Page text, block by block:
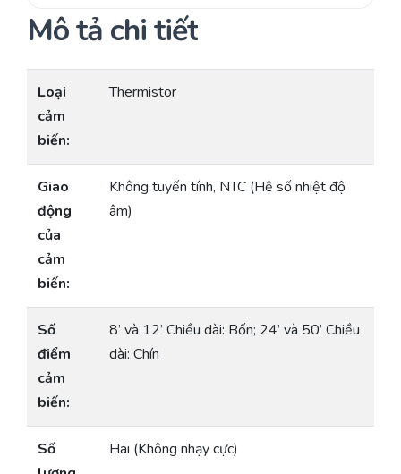
Mô tả chi tiết
Loại
cảm
biến:
Thermistor
Giao
động
của
cảm
biến:
Không tuyến tính, NTC (Hệ số nhiệt độ
âm)
Số
điểm
cảm
biến:
8’ và 12’ Chiều dài: Bốn; 24’ và 50’ Chiều
dài: Chín
Số
Hai (Không nhạy cực)